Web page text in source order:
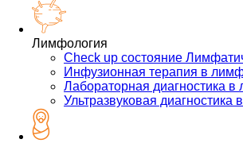
Лимфология
Check up состояние
Инфузионная терапия в
Лабораторная диагностика в
Ультразвуковая диагностика